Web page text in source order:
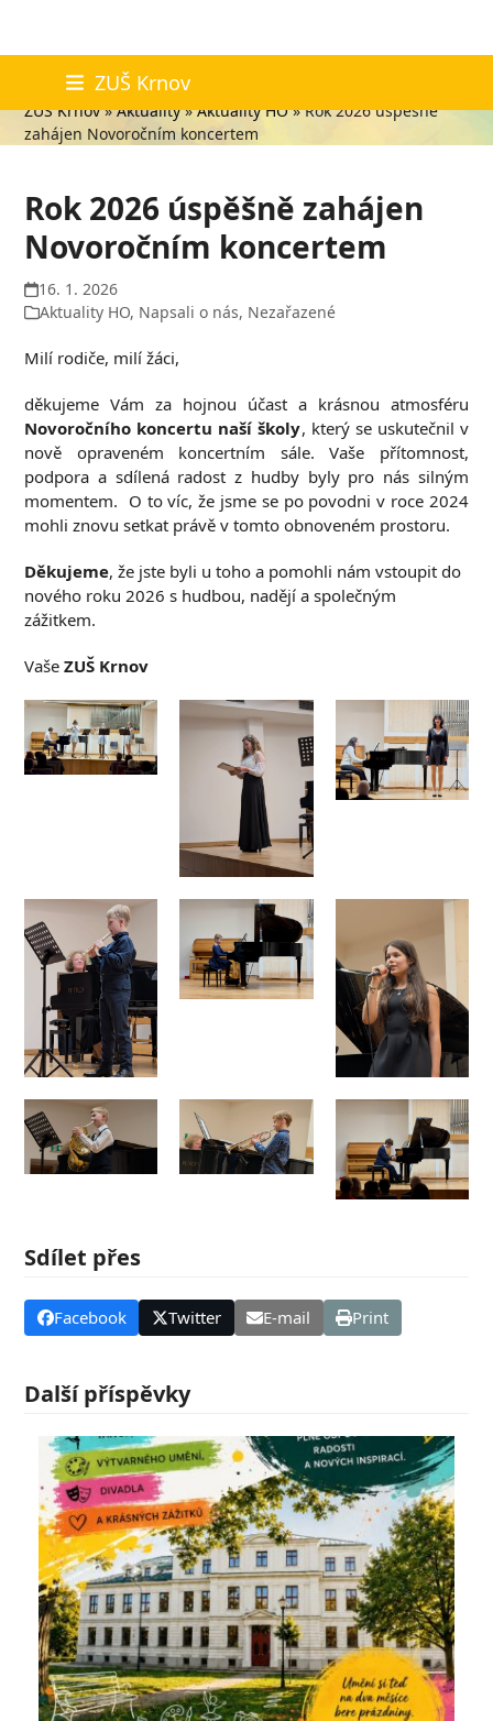
content
ZUŠ Krnov
Aktuality
ZUŠ Krnov»Aktuality»Aktuality HO»Rok 2026 úspěšně
zahájen Novoročním koncertem
Rok 2026 úspěšně zahájen
Novoročním koncertem
16. 1. 2026
Aktuality HO, Napsali o nás, Nezařazené
Milí rodiče, milí žáci,
děkujeme Vám za hojnou účast a krásnou atmosféru
Novoročního koncertu naší školy, který se uskutečnil v
nově opraveném koncertním sále. Vaše přítomnost,
podpora a sdílená radost z hudby byly pro nás silným
momentem. O to víc, že jsme se po povodni v roce 2024
mohli znovu setkat právě v tomto obnoveném prostoru.
Děkujeme, že jste byli u toho a pomohli nám vstoupit do
nového roku 2026 s hudbou, nadějí a společným
zážitkem.
VašeZUŠ Krnov
Sdílet přes
Facebook Twitter E-mail Print
Další příspěvky